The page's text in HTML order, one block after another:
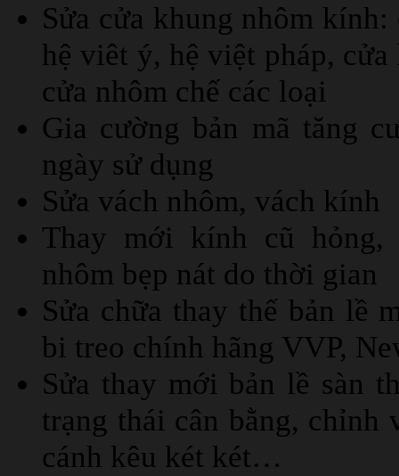
Sửa cửa khung nhôm
hệ viêt ý, hệ việt pháp,
cửa nhôm chế các loại
Gia cường bản mã tăng
ngày sử dụng
Sửa vách nhôm, vách kính
Thay mới kính cũ hỏng,
nhôm bẹp nát do thời gian
Sửa chữa thay thế bản lề
bi treo chính hãng VVP,
Sửa thay mới bản lề sàn
trạng thái cân bằng, chỉnh
cánh kêu két két…